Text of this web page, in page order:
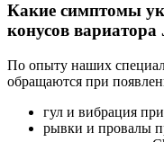
Какие симптомы
конусов
По опыту наших
обращаются при
гул и вибрация
рывки и провалы